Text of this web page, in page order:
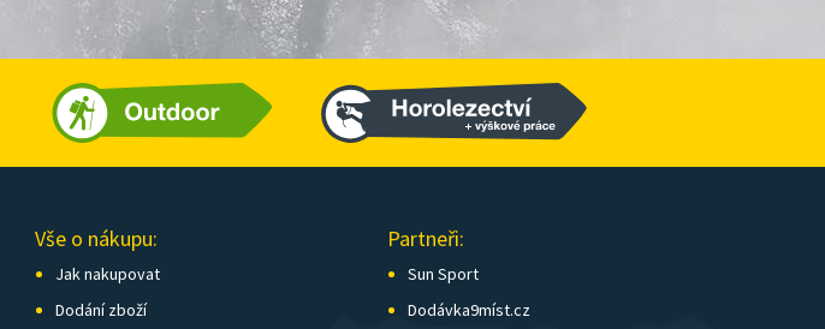
Vše o nákupu:
Jak nakupovat
Dodání zboží
Partneři:
Sun Sport
Dodávka9míst.cz